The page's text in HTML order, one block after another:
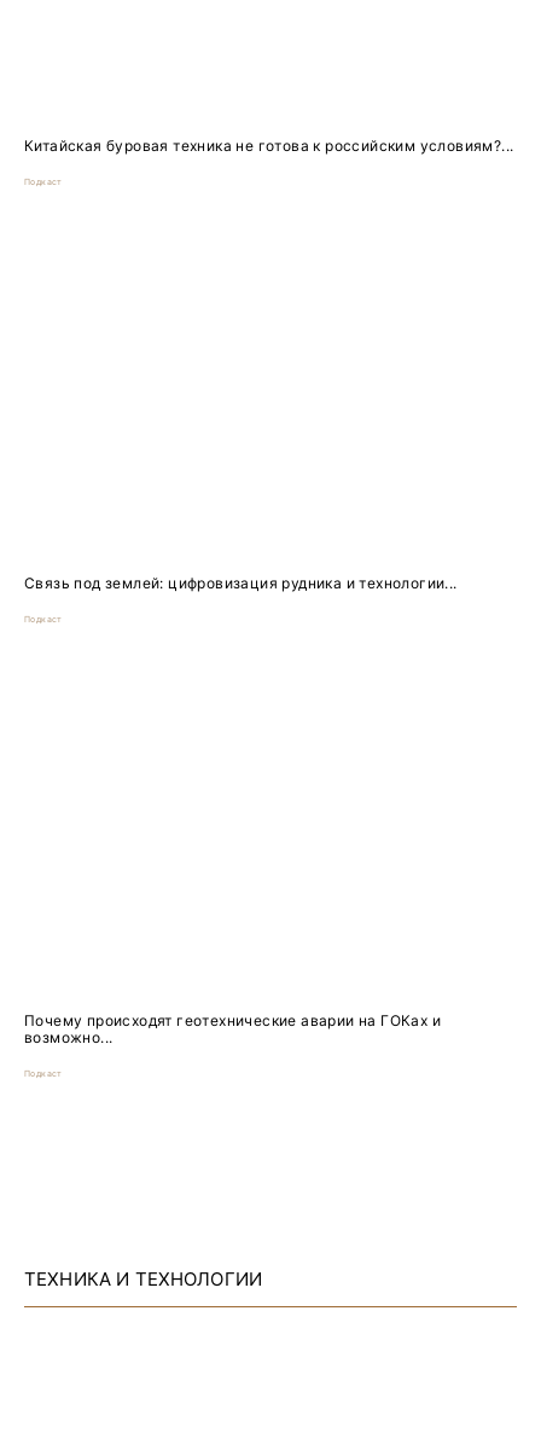
Китайская буровая техника не готова к российским условиям?...
Подкаст
Связь под землей: цифровизация рудника и технологии...
Подкаст
Почему происходят геотехнические аварии на ГОКах и
возможно...
Подкаст
ТЕХНИКА И ТЕХНОЛОГИИ